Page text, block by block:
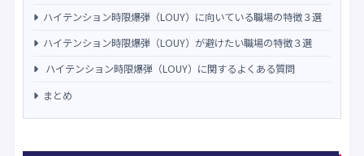
ハイテンション時限爆弾（LOUY）に向いている職場の特徴３選
ハイテンション時限爆弾（LOUY）が避けたい職場の特徴３選
ハイテンション時限爆弾（LOUY）に関するよくある質問
まとめ